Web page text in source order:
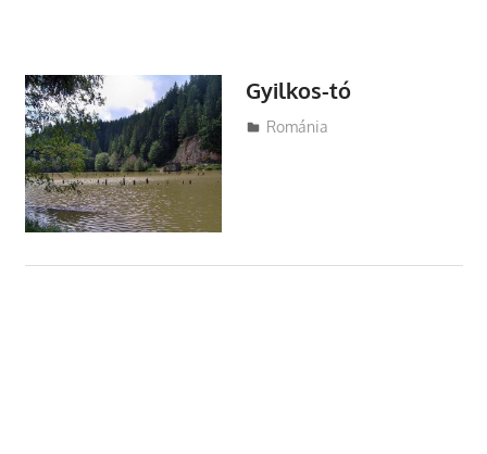
Gyilkos-tó
Utazasok.org
Románia